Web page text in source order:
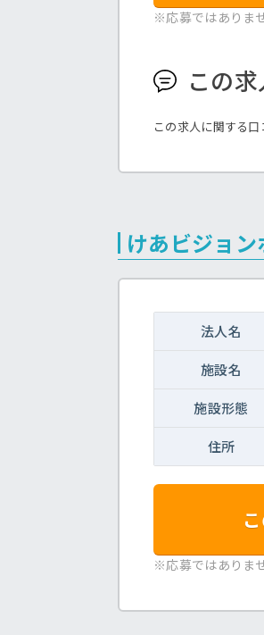
※応募ではありま
この
この求人に関する口
けあビジョ
法人名
施設名
施設形態
住所
※応募ではありま